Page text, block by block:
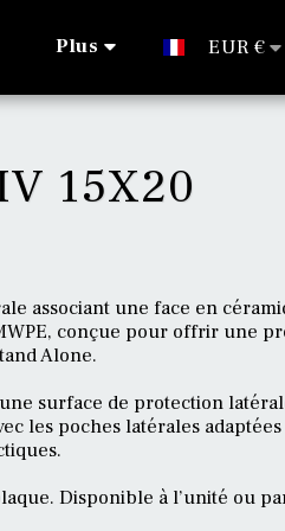
Plus EUR €
15X20
associant une face en
conçue pour offrir une
Alone.
surface de protection
les poches latérales
Disponible à l’unité ou